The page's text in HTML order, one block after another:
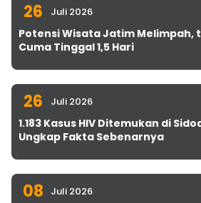
26 Juli 2026
Potensi Wisata Jatim Melimpah,
Cuma Tinggal 1,5 Hari
26 Juli 2026
1.183 Kasus HIV Ditemukan di
Ungkap Fakta Sebenarnya
08 Juli 2026